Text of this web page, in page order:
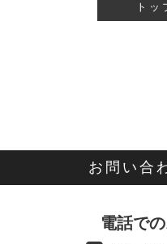
トッ
お問い合
電話で